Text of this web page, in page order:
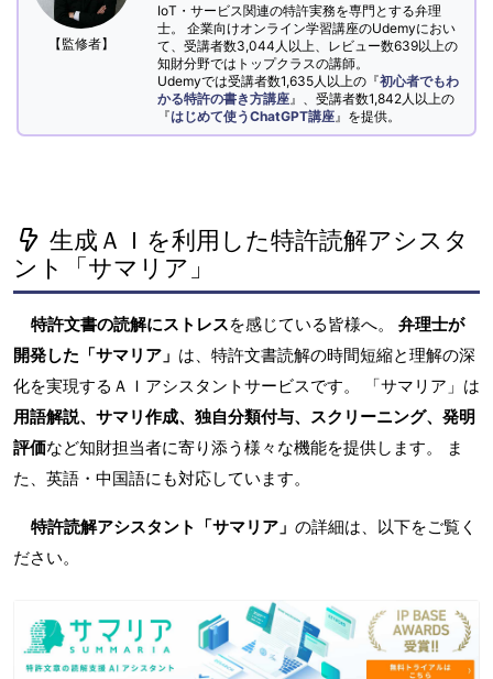
【監修者】
IoT・サービス関連の特許実務を専門とする弁理
士。 企業向けオンライン学習講座のUdemyにおい
て、受講者数3,044人以上、レビュー数639以上の
知財分野ではトップクラスの講師。
Udemyでは受講者数1,635人以上の『初心者でもわ
かる特許の書き方講座 』、受講者数1,842人以上の
『はじめて使うChatGPT講座 』を提供。
生成ＡＩを利用した特許読解アシスタ
ント「サマリア」
特許文書の読解にストレスを感じている皆様へ。 弁理士が
開発した「サマリア」 は、特許文書読解の時間短縮と理解の深
化を実現するＡＩアシスタントサービスです。 「サマリア」は
用語解説、サマリ作成、独自分類付与、スクリーニング、発明
評価など知財担当者に寄り添う様々な機能を提供します。 ま
た、英語・中国語にも対応しています。
特許読解アシスタント「サマリア」 の詳細は、以下をご覧く
ださい。